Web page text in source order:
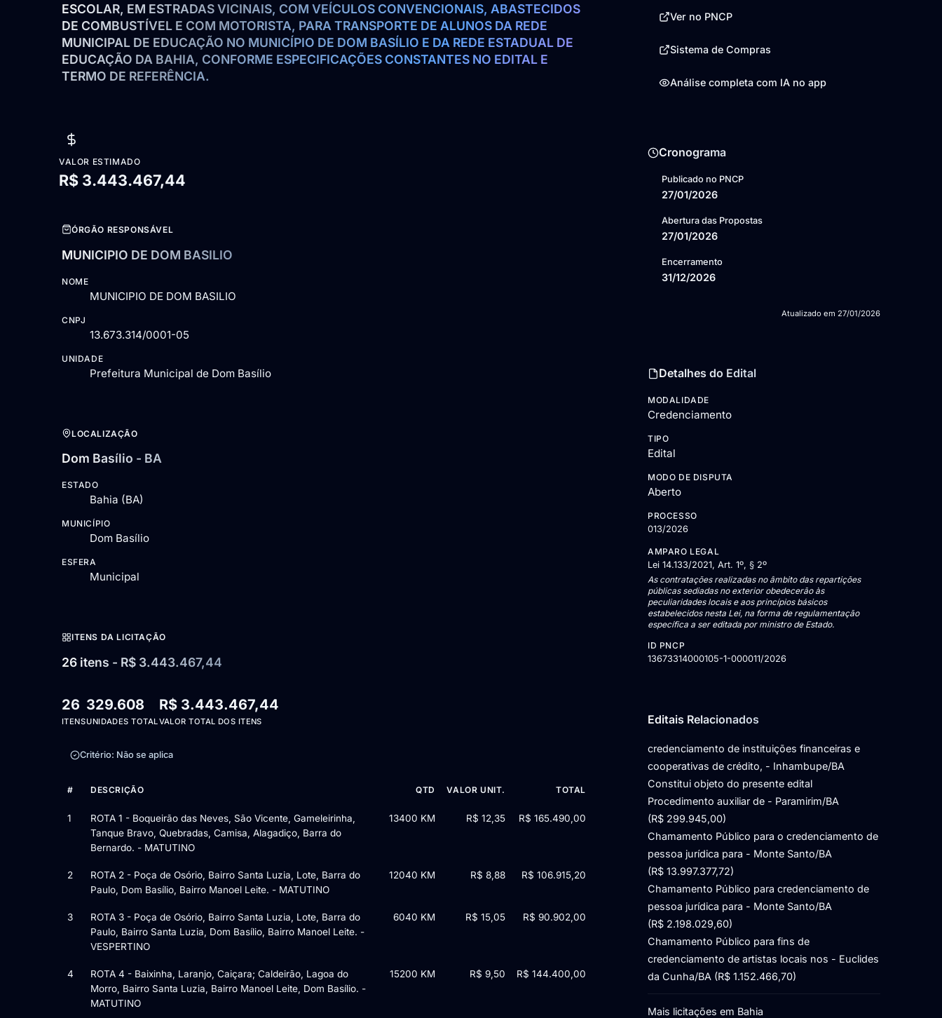
ESCOLAR, EM ESTRADAS VICINAIS, COM VEÍCULOS CONVENCIONAIS, ABASTECIDOS
DE COMBUSTÍVEL E COM MOTORISTA, PARA TRANSPORTE DE ALUNOS DA REDE
MUNICIPAL DE EDUCAÇÃO NO MUNICÍPIO DE DOM BASÍLIO E DA REDE ESTADUAL DE
EDUCAÇÃO DA BAHIA, CONFORME ESPECIFICAÇÕES CONSTANTES NO EDITAL E
TERMO DE REFERÊNCIA.
VALOR ESTIMADO
R$ 3.443.467,44
ÓRGÃO RESPONSÁVEL
MUNICIPIO DE DOM BASILIO
NOME
MUNICIPIO DE DOM BASILIO
CNPJ
13.673.314/0001-05
UNIDADE
Prefeitura Municipal de Dom Basílio
LOCALIZAÇÃO
Dom Basílio - BA
ESTADO
Bahia (BA)
MUNICÍPIO
Dom Basílio
ESFERA
Municipal
ITENS DA LICITAÇÃO
26 itens - R$ 3.443.467,44
26
ITENS
329.608
UNIDADES TOTAL
R$ 3.443.467,44
VALOR TOTAL DOS ITENS
Critério: Não se aplica
# DESCRIÇÃO QTD VALOR UNIT. TOTAL
1
ROTA 1 - Boqueirão das Neves, São Vicente, Gameleirinha,
Tanque Bravo, Quebradas, Camisa, Alagadiço, Barra do
Bernardo. - MATUTINO
13400 KM R$ 12,35 R$ 165.490,00
2
ROTA 2 - Poça de Osório, Bairro Santa Luzia, Lote, Barra do
Paulo, Dom Basílio, Bairro Manoel Leite. - MATUTINO
12040 KM R$ 8,88 R$ 106.915,20
3
ROTA 3 - Poça de Osório, Bairro Santa Luzia, Lote, Barra do
Paulo, Bairro Santa Luzia, Dom Basílio, Bairro Manoel Leite. -
VESPERTINO
6040 KM R$ 15,05 R$ 90.902,00
4
ROTA 4 - Baixinha, Laranjo, Caiçara; Caldeirão, Lagoa do
Morro, Bairro Santa Luzia, Bairro Manoel Leite, Dom Basílio. -
MATUTINO
15200 KM R$ 9,50 R$ 144.400,00
Ver no PNCP
Sistema de Compras
Análise completa com IA no app
Cronograma
Publicado no PNCP
27/01/2026
Abertura das Propostas
27/01/2026
Encerramento
31/12/2026
Atualizado em 27/01/2026
Detalhes do Edital
MODALIDADE
Credenciamento
TIPO
Edital
MODO DE DISPUTA
Aberto
PROCESSO
013/2026
AMPARO LEGAL
Lei 14.133/2021, Art. 1º, § 2º
As contratações realizadas no âmbito das repartições
públicas sediadas no exterior obedecerão às
peculiaridades locais e aos princípios básicos
estabelecidos nesta Lei, na forma de regulamentação
específica a ser editada por ministro de Estado.
ID PNCP
13673314000105-1-000011/2026
Editais Relacionados
credenciamento de instituições financeiras e
cooperativas de crédito, - Inhambupe/BA
Constitui objeto do presente edital
Procedimento auxiliar de - Paramirim/BA
(R$ 299.945,00)
Chamamento Público para o credenciamento de
pessoa jurídica para - Monte Santo/BA
(R$ 13.997.377,72)
Chamamento Público para credenciamento de
pessoa jurídica para - Monte Santo/BA
(R$ 2.198.029,60)
Chamamento Público para fins de
credenciamento de artistas locais nos - Euclides
da Cunha/BA (R$ 1.152.466,70)
Mais licitações em Bahia